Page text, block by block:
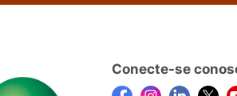
Conecte-se